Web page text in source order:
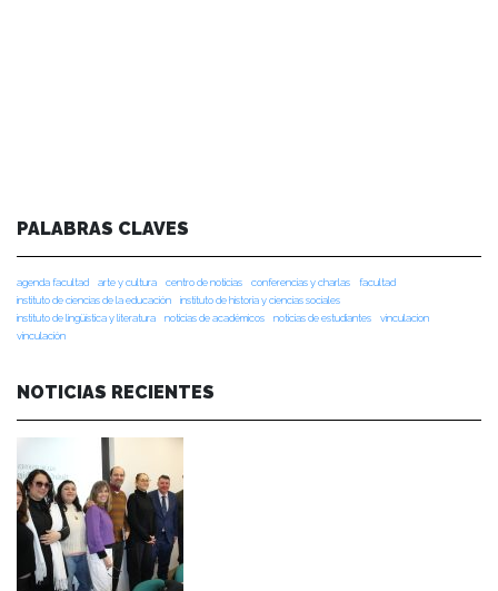
PALABRAS CLAVES
agenda facultad arte y cultura centro de noticias conferencias y charlas
facultad
instituto de ciencias de la educación
instituto de historia y ciencias sociales
instituto de lingüística y literatura
noticias de académicos noticias de estudiantes
vinculacion
vinculación
NOTICIAS RECIENTES